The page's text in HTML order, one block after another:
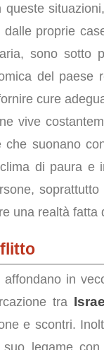
queste
proprie
sono sotto
del paese
cure
vive
suonano
di paura e
una realtà fatta
in
tra
e scontri.
legame